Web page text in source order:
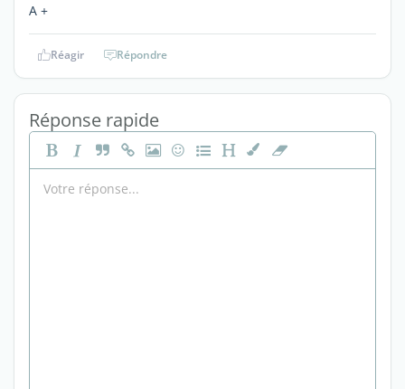
A +
Réagir Répondre
Réponse rapide